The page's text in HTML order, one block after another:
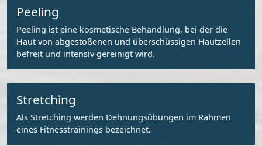
Peeling
Peeling ist eine kosmetische Behandlung, bei der die
Haut von abgestoßenen und überschüssigen Hautzellen
befreit und intensiv gereinigt wird.
Stretching
Als Stretching werden Dehnungsübungen im Rahmen
eines Fitnesstrainings bezeichnet.